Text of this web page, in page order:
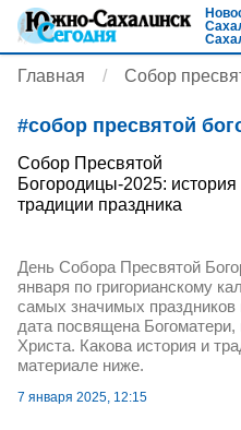
Главная Собор
#собор пресвятой
Собор Пресвятой
Богородицы-2025: история
традиции праздника
День Собора Пресвятой
января по григорианскому
самых значимых
дата посвящена
Христа. Какова история и
материале ниже.
7 января 2025, 12:15